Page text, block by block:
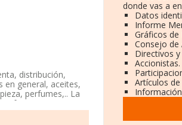
distribución,
general, aceites,
perfumes,.. La
CNAE
bebidas y
donde vas a
Datos
Informe
Gráficos de
Consejo de
Directivos
Accionistas.
Artículos